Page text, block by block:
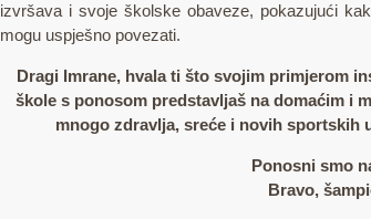
izvršava i svoje školske obaveze, pokazujući
mogu uspješno povezati.
Dragi Imrane, hvala ti što svojim primjerom
škole s ponosom predstavljaš na domaćim i
mnogo zdravlja, sreće i novih sportskih
Ponosni smo
Bravo,